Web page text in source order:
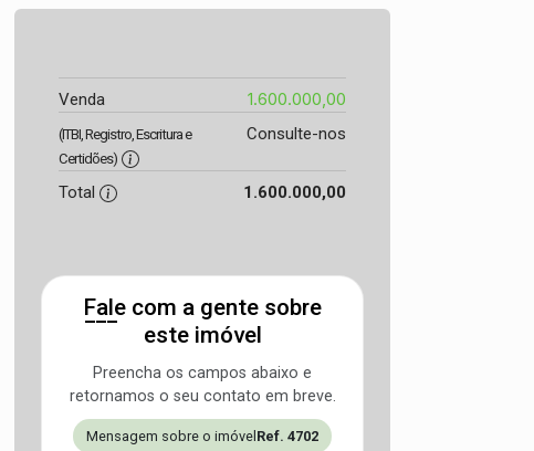
Venda 1.600.000,00
(ITBI, Registro, Escritura e
Certidões)
Consulte-nos
Total 1.600.000,00
Fale com a gente sobre
este imóvel
Preencha os campos abaixo e
retornamos o seu contato em breve.
Mensagem sobre o imóvel Ref. 4702